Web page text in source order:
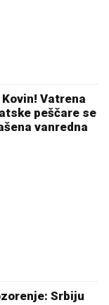
a ova je
VIDIM DETE"
Terza
o
pokazao sam